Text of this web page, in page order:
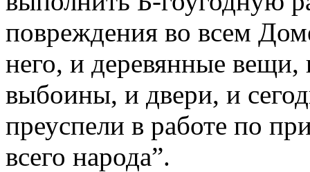
повреждения во всем
него, и деревянные
выбоины, и двери, и
преуспели в работе по
всего народа”.